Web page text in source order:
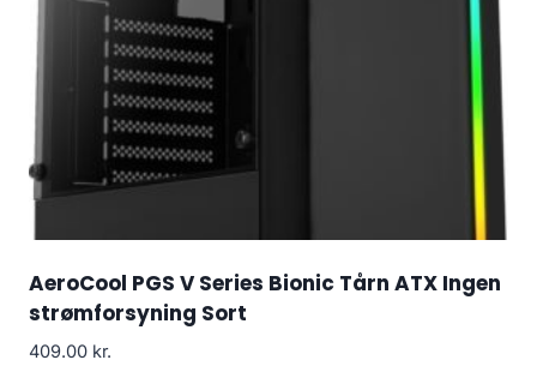
AeroCool PGS V Series Bionic Tårn ATX Ingen
strømforsyning Sort
409.00 kr.